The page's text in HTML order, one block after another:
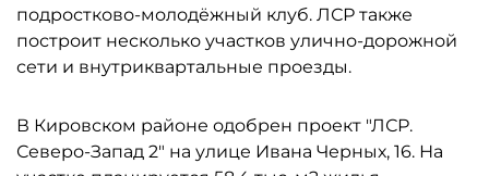
подростково-молодёжный клуб. ЛСР также
построит несколько участков улично-дорожной
сети и внутриквартальные проезды.
В Кировском районе одобрен проект "ЛСР.
Северо-Запад 2" на улице Ивана Черных, 16. На